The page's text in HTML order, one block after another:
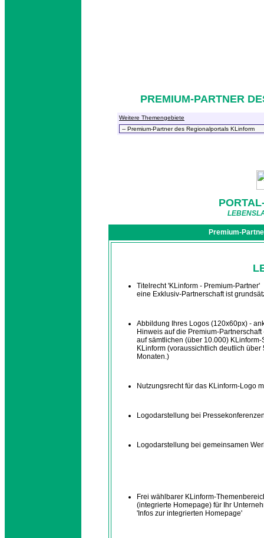
PREMIUM-PARTNER
Weitere Themengebiete
Premium-
Titelrecht 'KLinform - Premium-Partner'
eine Exklusiv-Partnerschaft ist
Abbildung Ihres Logos (120x60px) -
Hinweis auf die Premium-
auf sämtlichen (über 10.000)
KLinform (voraussichtlich deutlich
Monaten.)
Nutzungsrecht für das KLinform-Logo
Logodarstellung bei
Logodarstellung bei gemeinsamen
Frei wählbarer KLinform-
(integrierte Homepage) für Ihr
'Infos zur integrierten Homepage'